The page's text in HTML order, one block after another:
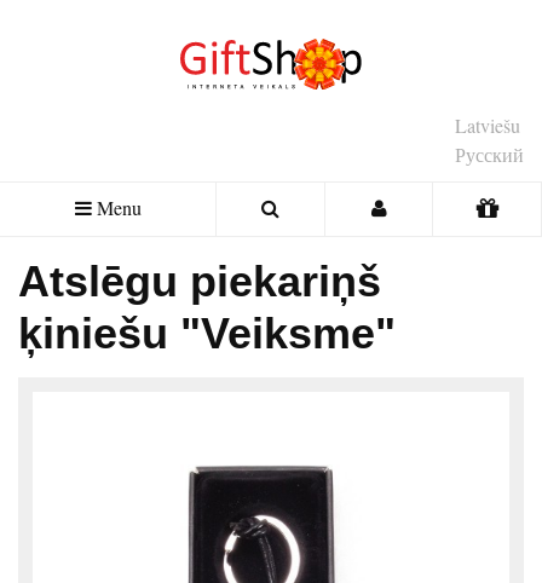
Latviešu
Русский
Menu
Atslēgu piekariņš
ķiniešu "Veiksme"